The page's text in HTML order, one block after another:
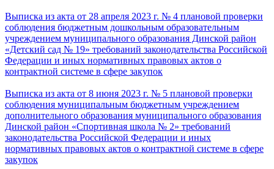
Выписка из акта от 28 апреля 2023 г. № 4 плановой проверки
соблюдения бюджетным дошкольным образовательным
учреждением муниципального образования Динской район
«Детский сад № 19» требований законодательства Российской
Федерации и иных нормативных правовых актов о
контрактной системе в сфере закупок
Выписка из акта от 8 июня 2023 г. № 5 плановой проверки
соблюдения муниципальным бюджетным учреждением
дополнительного образования муниципального образования
Динской район «Спортивная школа № 2» требований
законодательства Российской Федерации и иных
нормативных правовых актов о контрактной системе в сфере
закупок